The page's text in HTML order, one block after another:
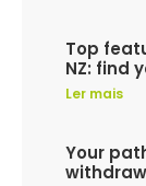
Top
NZ: find
Ler mais
Your